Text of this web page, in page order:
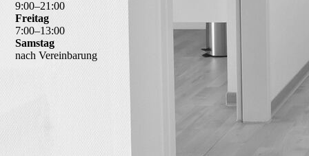
9:00–21 :00
Freitag
7:00–13:00
Samstag
nach Vereinbarung